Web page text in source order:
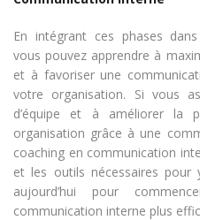
En intégrant ces phases
vous pouvez apprendre à
et à favoriser une
votre organisation. Si vous
d’équipe et à améliorer la
organisation grâce à une
coaching en communication
et les outils nécessaires pour
aujourd’hui pour
communication interne plus